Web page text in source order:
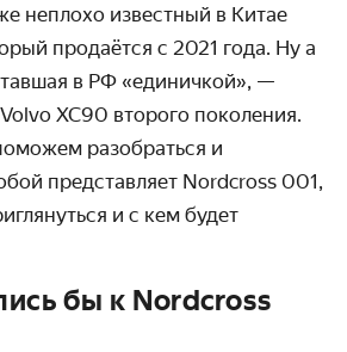
неплохо известный в Китае
продаётся с 2021 года. Ну а
в РФ «единичкой», —
XC90 второго поколения.
разобраться и
представляет Nordcross 001,
и с кем будет
бы к Nordcross